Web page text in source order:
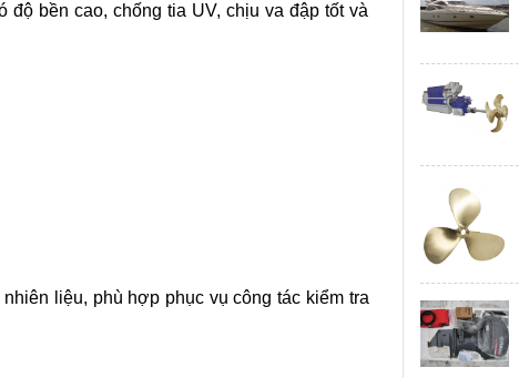
bền cao, chống tia UV, chịu va đập tốt và
liệu, phù hợp phục vụ công tác kiểm tra